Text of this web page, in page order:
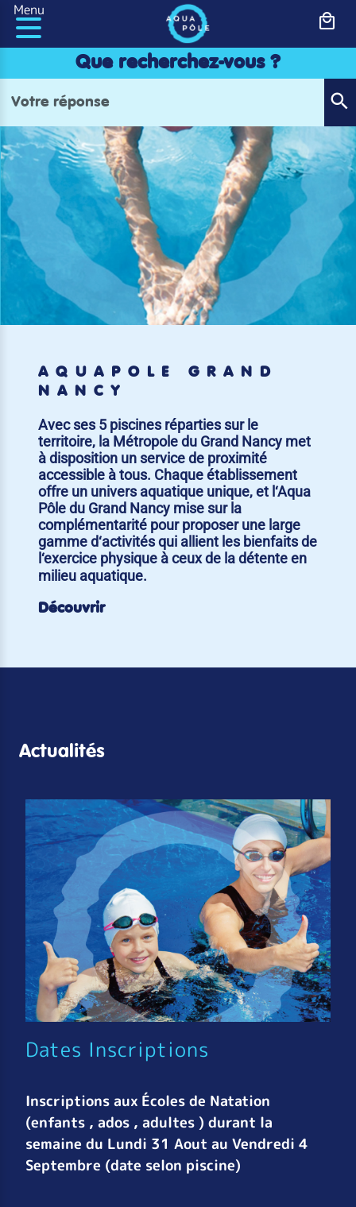
Panneau de gestion des cookies
Menu
Que recherchez-vous ?
AQUAPÔLE GRAND
NANCY
Avec ses 5 piscines réparties sur le
territoire, la Métropole du Grand Nancy met
à disposition un service de proximité
accessible à tous. Chaque établissement
offre un univers aquatique unique, et l‘Aqua
Pôle du Grand Nancy mise sur la
complémentarité pour proposer une large
gamme d‘activités qui allient les bienfaits de
l‘exercice physique à ceux de la détente en
milieu aquatique.
Découvrir
Actualités
Dates Inscriptions
Inscriptions aux Écoles de Natation
(enfants , ados , adultes ) durant la
semaine du Lundi 31 Aout au Vendredi 4
Septembre (date selon piscine)